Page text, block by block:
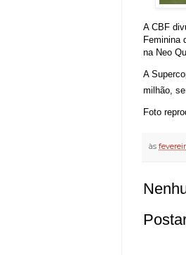
A CBF
Feminina
na Neo
A
milhão,
Foto
às